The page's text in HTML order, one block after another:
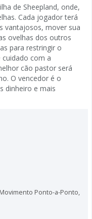
de Sheepland, onde,
Cada jogador terá
vantajosos, mover sua
ovelhas dos outros
para restringir o
com a
cão pastor será
O vencedor é o
dinheiro e mais
Movimento Ponto-a-Ponto,